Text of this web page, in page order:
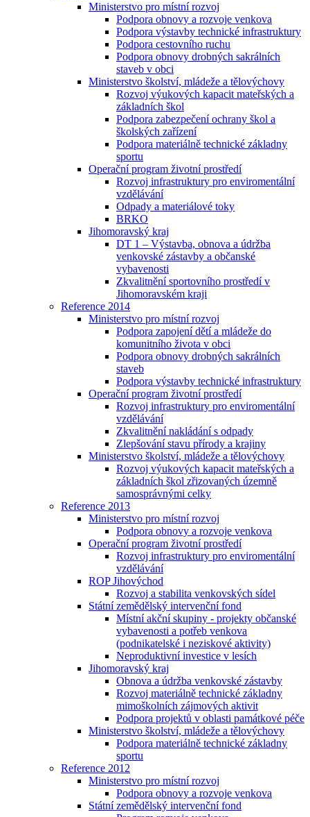
Ministerstvo pro místní rozvoj
Podpora obnovy a rozvoje venkova
Podpora výstavby technické infrastruktury
Podpora cestovního ruchu
Podpora obnovy drobných sakrálních
staveb v obci
Ministerstvo školství, mládeže a tělovýchovy
Rozvoj výukových kapacit mateřských a
základních škol
Podpora zabezpečení ochrany škol a
školských zařízení
Podpora materiálně technické základny
sportu
Operační program životní prostředí
Rozvoj infrastruktury pro enviromentální
vzdělávání
Odpady a materiálové toky
BRKO
Jihomoravský kraj
DT 1 – Výstavba, obnova a údržba
venkovské zástavby a občanské
vybavenosti
Zkvalitnění sportovního prostředí v
Jihomoravském kraji
Reference 2014
Ministerstvo pro místní rozvoj
Podpora zapojení dětí a mládeže do
komunitního života v obci
Podpora obnovy drobných sakrálních
staveb
Podpora výstavby technické infrastruktury
Operační program životní prostředí
Rozvoj infrastruktury pro enviromentální
vzdělávání
Zkvalitnění nakládání s odpady
Zlepšování stavu přírody a krajiny
Ministerstvo školství, mládeže a tělovýchovy
Rozvoj výukových kapacit mateřských a
základních škol zřizovaných územně
samosprávnými celky
Reference 2013
Ministerstvo pro místní rozvoj
Podpora obnovy a rozvoje venkova
Operační program životní prostředí
Rozvoj infrastruktury pro enviromentální
vzdělávání
ROP Jihovýchod
Rozvoj a stabilita venkovských sídel
Státní zemědělský intervenční fond
Místní akční skupiny - projekty občanské
vybavenosti a potřeb venkova
(podnikatelské i neziskové aktivity)
Neproduktivní investice v lesích
Jihomoravský kraj
Obnova a údržba venkovské zástavby
Rozvoj materiálně technické základny
mimoškolních zájmových aktivit
Podpora projektů v oblasti památkové péče
Ministerstvo školství, mládeže a tělovýchovy
Podpora materiálně technické základny
sportu
Reference 2012
Ministerstvo pro místní rozvoj
Podpora obnovy a rozvoje venkova
Státní zemědělský intervenční fond